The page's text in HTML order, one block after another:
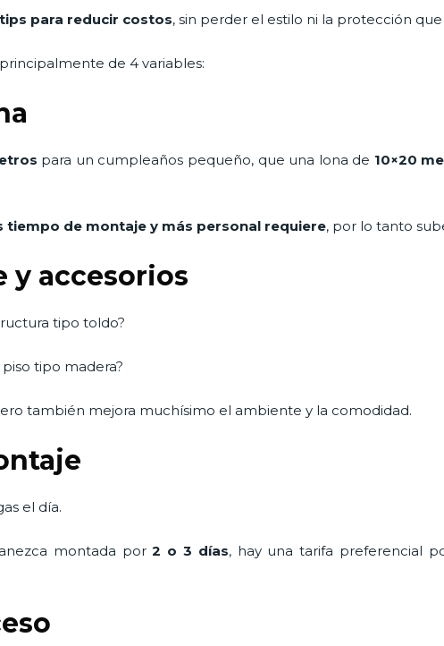
tips para reducir costos, sin perder el estilo ni la protección
de 4 variables:
para un cumpleaños pequeño, que una lona de 10×20
tiempo de montaje y más personal requiere, por lo tanto
y accesorios
tipo toldo?
tipo madera?
también mejora muchísimo el ambiente y la comodidad.
el día.
montada por2 o 3 días, hay una tarifa preferencial